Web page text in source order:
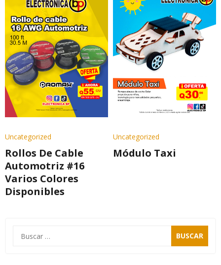
Uncategorized
Rollos De Cable
Automotriz #16
Varios Colores
Disponibles
Uncategorized
Módulo Taxi